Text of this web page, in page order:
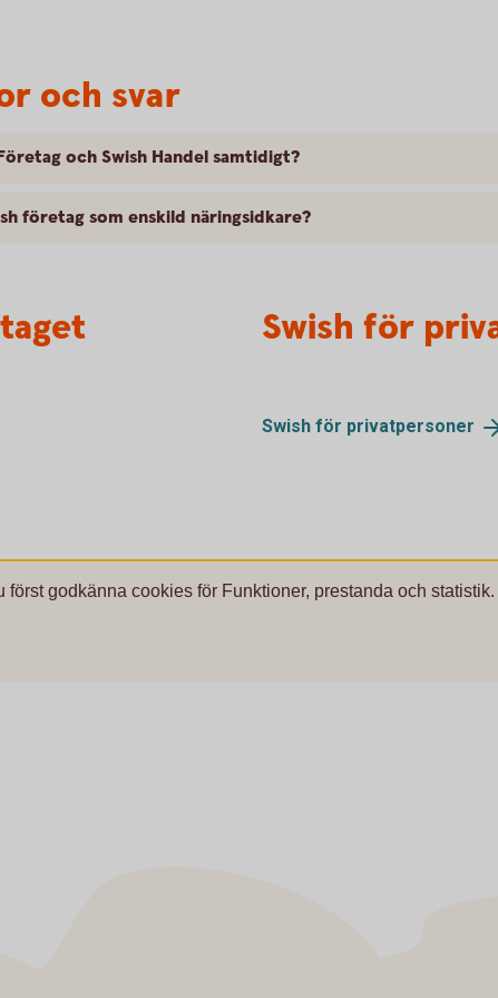
och svar
och Swish Handel samtidigt?
företag som enskild näringsidkare?
Swish för
Swish för privatpersoner
först godkänna cookies för Funktioner, prestanda och statistik.